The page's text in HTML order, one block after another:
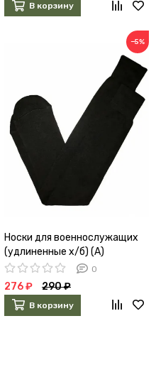
В корзину
−5%
Носки для военнослужащих
(удлиненные х/б) (А)
0
276 ₽ 290 ₽
В корзину